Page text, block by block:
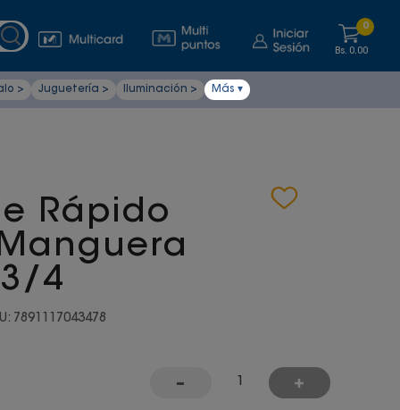
0
Bs. 0.00
> Juguetería > Iluminación > Más ▾
Rápido
4
: 7891117043478